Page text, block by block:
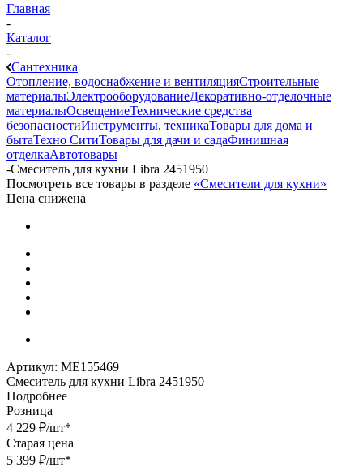
Главная
-
Каталог
-
Сантехника
Отопление, водоснабжение и вентиляцияСтроительные
материалыЭлектрооборудованиеДекоративно-отделочные
материалыОсвещениеТехнические средства
безопасностиИнструменты, техникаТовары для дома и
бытаТехно СитиТовары для дачи и садаФинишная
отделкаАвтотовары
-Смеситель для кухни Libra 2451950
Посмотреть все товары в разделе «Смесители для кухни»
Цена снижена
Артикул: МЕ155469
Смеситель для кухни Libra 2451950
Подробнее
Розница
4 229 ₽/шт*
Старая цена
5 399 ₽/шт*